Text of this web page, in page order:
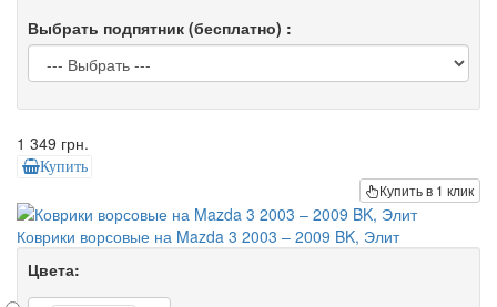
Выбрать подпятник (бесплатно) :
1 349 грн.
Купить
Купить в 1 клик
Коврики ворсовые на Mazda 3 2003 – 2009 BK, Элит
Цвета: